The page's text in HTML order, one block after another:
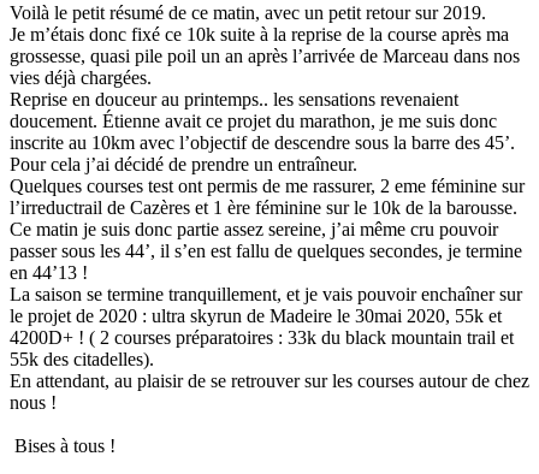
Voilà le petit résumé de ce matin, avec un petit retour sur 2019.
Je m’étais donc fixé ce 10k suite à la reprise de la course après ma
grossesse, quasi pile poil un an après l’arrivée de Marceau dans nos
vies déjà chargées.
Reprise en douceur au printemps.. les sensations revenaient
doucement. Étienne avait ce projet du marathon, je me suis donc
inscrite au 10km avec l’objectif de descendre sous la barre des 45’.
Pour cela j’ai décidé de prendre un entraîneur.
Quelques courses test ont permis de me rassurer, 2 eme féminine sur
l’irreductrail de Cazères et 1 ère féminine sur le 10k de la barousse.
Ce matin je suis donc partie assez sereine, j’ai même cru pouvoir
passer sous les 44’, il s’en est fallu de quelques secondes, je termine
en 44’13 !
La saison se termine tranquillement, et je vais pouvoir enchaîner sur
le projet de 2020 : ultra skyrun de Madeire le 30mai 2020, 55k et
4200D+ ! ( 2 courses préparatoires : 33k du black mountain trail et
55k des citadelles).
En attendant, au plaisir de se retrouver sur les courses autour de chez
nous !
Bises à tous !